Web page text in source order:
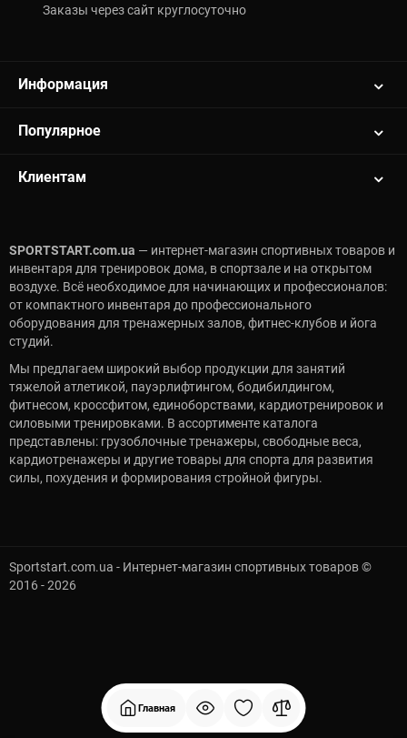
Главная
Заказы через сайт круглосуточно
Информация
Популярное
Клиентам
SPORTSTART.com.ua — интернет-магазин спортивных товаров и
инвентаря для тренировок дома, в спортзале и на открытом
воздухе. Всё необходимое для начинающих и профессионалов:
от компактного инвентаря до профессионального
оборудования для тренажерных залов, фитнес-клубов и йога
студий.
Мы предлагаем широкий выбор продукции для занятий
тяжелой атлетикой, пауэрлифтингом, бодибилдингом,
фитнесом, кроссфитом, единоборствами, кардиотренировок и
силовыми тренировками. В ассортименте каталога
представлены: грузоблочные тренажеры, свободные веса,
кардиотренажеры и другие товары для спорта для развития
силы, похудения и формирования стройной фигуры.
Sportstart.com.ua - Интернет-магазин спортивных товаров ©
2016 - 2026